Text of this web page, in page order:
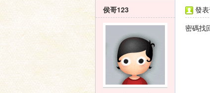
侯哥123 發
密碼找